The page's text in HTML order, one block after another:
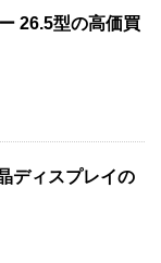
26.5型の高価買
ディスプレイの